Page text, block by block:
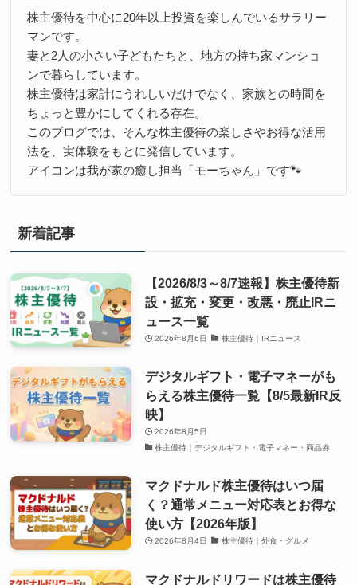
株主優待を中心に20年以上投資を楽しんでいるサラリー
マンです。
妻と2人の小さい子どもたちと、地方の持ち家マンショ
ンで暮らしています。
株主優待は家計にうれしいだけでなく、家族との時間を
ちょっと豊かにしてくれる存在。
このブログでは、そんな株主優待の楽しさやお得な活用
法を、実体験をもとに発信しています。
アイコンは我が家の癒し担当「モーちゃん」です🐾
新着記事
【2026/8/3～8/7速報】株主優待新
設・拡充・変更・改悪・廃止IRニ
ュース一覧
2026年8月6日 株主優待｜IRニュース
デジタルギフト・電子マネーがも
らえる株主優待一覧【8/5最新IR反
映】
2026年8月5日
株主優待｜デジタルギフト・電子マネー・商品券
マクドナルド株主優待はいつ届
く？通常メニュー対応表とお得な
使い方【2026年版】
2026年8月4日 株主優待｜外食・グルメ
マクドナルドリワードは株主優待